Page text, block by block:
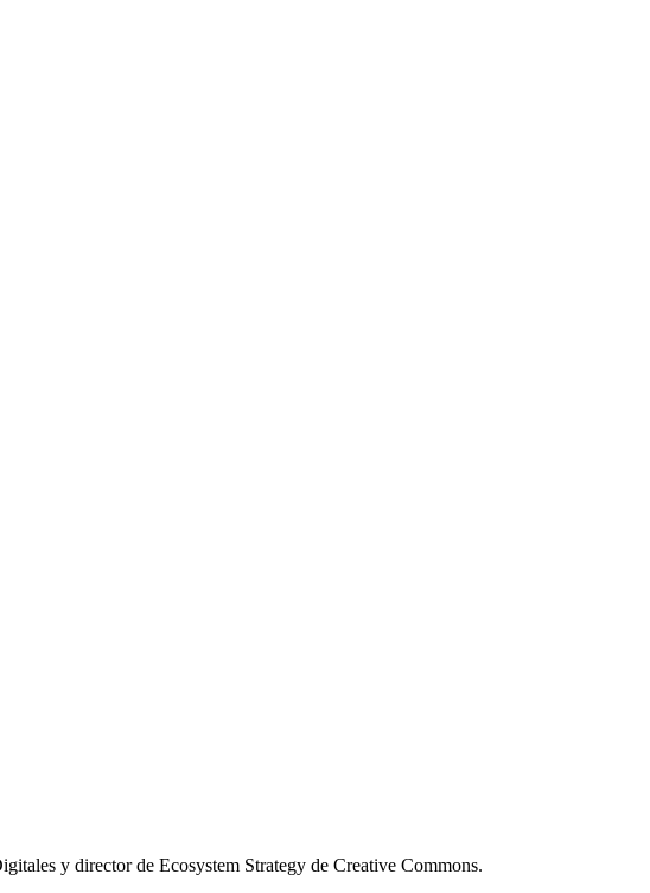
y director de Ecosystem Strategy de Creative Commons.